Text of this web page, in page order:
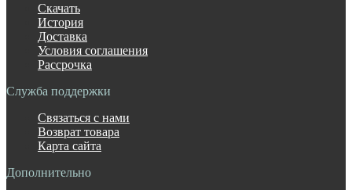
Скачать
История
Доставка
Условия соглашения
Рассрочка
Служба поддержки
Связаться с нами
Возврат товара
Карта сайта
Дополнительно